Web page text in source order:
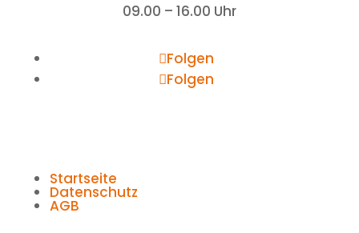
09.00 – 16.00 Uhr
Folgen
Folgen
Startseite
Datenschutz
AGB